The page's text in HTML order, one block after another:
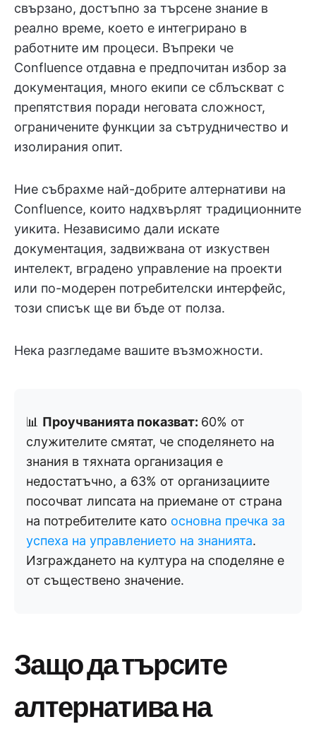
свързано, достъпно за търсене знание в
реално време, което е интегрирано в
работните им процеси. Въпреки че
Confluence отдавна е предпочитан избор за
документация, много екипи се сблъскват с
препятствия поради неговата сложност,
ограничените функции за сътрудничество и
изолирания опит.
Ние събрахме най-добрите алтернативи на
Confluence, които надхвърлят традиционните
уикита. Независимо дали искате
документация, задвижвана от изкуствен
интелект, вградено управление на проекти
или по-модерен потребителски интерфейс,
този списък ще ви бъде от полза.
Нека разгледаме вашите възможности.
📊 Проучванията показват: 60% от
служителите смятат, че споделянето на
знания в тяхната организация е
недостатъчно, а 63% от организациите
посочват липсата на приемане от страна
на потребителите като основна пречка за
успеха на управлението на знанията.
Изграждането на култура на споделяне е
от съществено значение.
Защо да търсите
алтернатива на